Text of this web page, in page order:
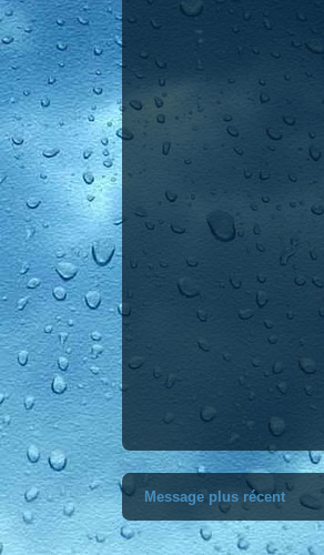
Message plus récent